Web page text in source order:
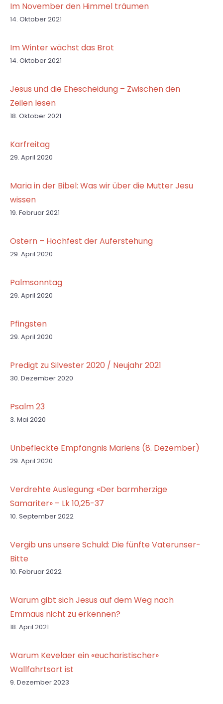
Im November den Himmel träumen
14. Oktober 2021
Im Winter wächst das Brot
14. Oktober 2021
Jesus und die Ehescheidung – Zwischen den
Zeilen lesen
18. Oktober 2021
Karfreitag
29. April 2020
Maria in der Bibel: Was wir über die Mutter Jesu
wissen
19. Februar 2021
Ostern – Hochfest der Auferstehung
29. April 2020
Palmsonntag
29. April 2020
Pfingsten
29. April 2020
Predigt zu Silvester 2020 / Neujahr 2021
30. Dezember 2020
Psalm 23
3. Mai 2020
Unbefleckte Empfängnis Mariens (8. Dezember)
29. April 2020
Verdrehte Auslegung: «Der barmherzige
Samariter» – Lk 10,25-37
10. September 2022
Vergib uns unsere Schuld: Die fünfte Vaterunser-
Bitte
10. Februar 2022
Warum gibt sich Jesus auf dem Weg nach
Emmaus nicht zu erkennen?
18. April 2021
Warum Kevelaer ein «eucharistischer»
Wallfahrtsort ist
9. Dezember 2023